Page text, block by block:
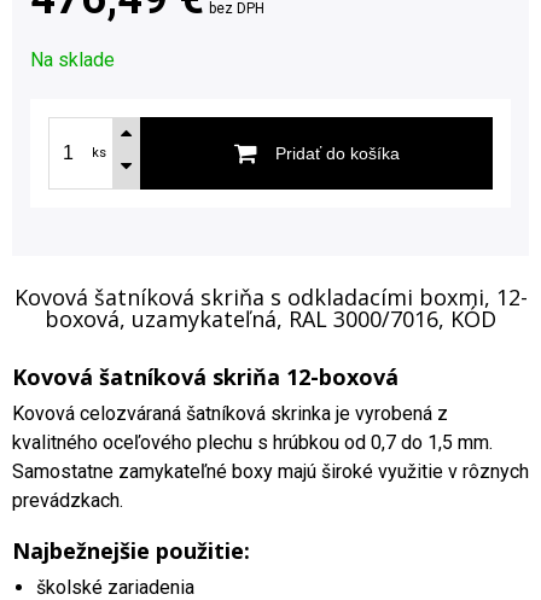
bez DPH
Na sklade
ks Pridať do košíka
Kovová šatníková skriňa s odkladacími boxmi, 12-
boxová, uzamykateľná, RAL 3000/7016, KÓD
Kovová šatníková skriňa 12-boxová
Kovová celozváraná šatníková skrinka je vyrobená z
kvalitného oceľového plechu s hrúbkou od 0,7 do 1,5 mm.
Samostatne zamykateľné boxy majú široké využitie v rôznych
prevádzkach.
Najbežnejšie použitie:
školské zariadenia